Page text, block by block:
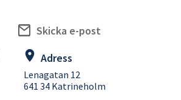
Skicka e-post
Adress
Lenagatan 12
641 34 Katrineholm